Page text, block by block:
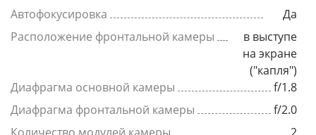
Автофокусировка
Да
Расположение фронтальной камеры
в выступе
на экране
("капля")
Диафрагма основной камеры
f/1.8
Диафрагма фронтальной камеры
f/2.0